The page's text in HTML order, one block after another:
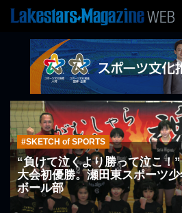
#SKETCH of SPORTS
“負けて泣くより勝って泣こ！
大会初優勝。瀬田東スポーツ
ボール部